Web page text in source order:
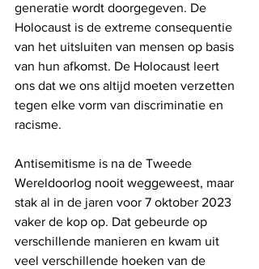
generatie wordt doorgegeven. De
Holocaust is de extreme consequentie
van het uitsluiten van mensen op basis
van hun afkomst. De Holocaust leert
ons dat we ons altijd moeten verzetten
tegen elke vorm van discriminatie en
racisme.
Antisemitisme is na de Tweede
Wereldoorlog nooit weggeweest, maar
stak al in de jaren voor 7 oktober 2023
vaker de kop op. Dat gebeurde op
verschillende manieren en kwam uit
veel verschillende hoeken van de